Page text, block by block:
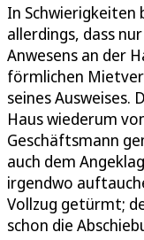
In Schwierigkeiten
allerdings, dass
Anwesens an der
förmlichen
seines Ausweises.
Haus wiederum
Geschäftsmann
auch dem
irgendwo
Vollzug getürmt;
schon die